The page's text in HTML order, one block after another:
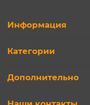
Информация
Категории
Дополнительно